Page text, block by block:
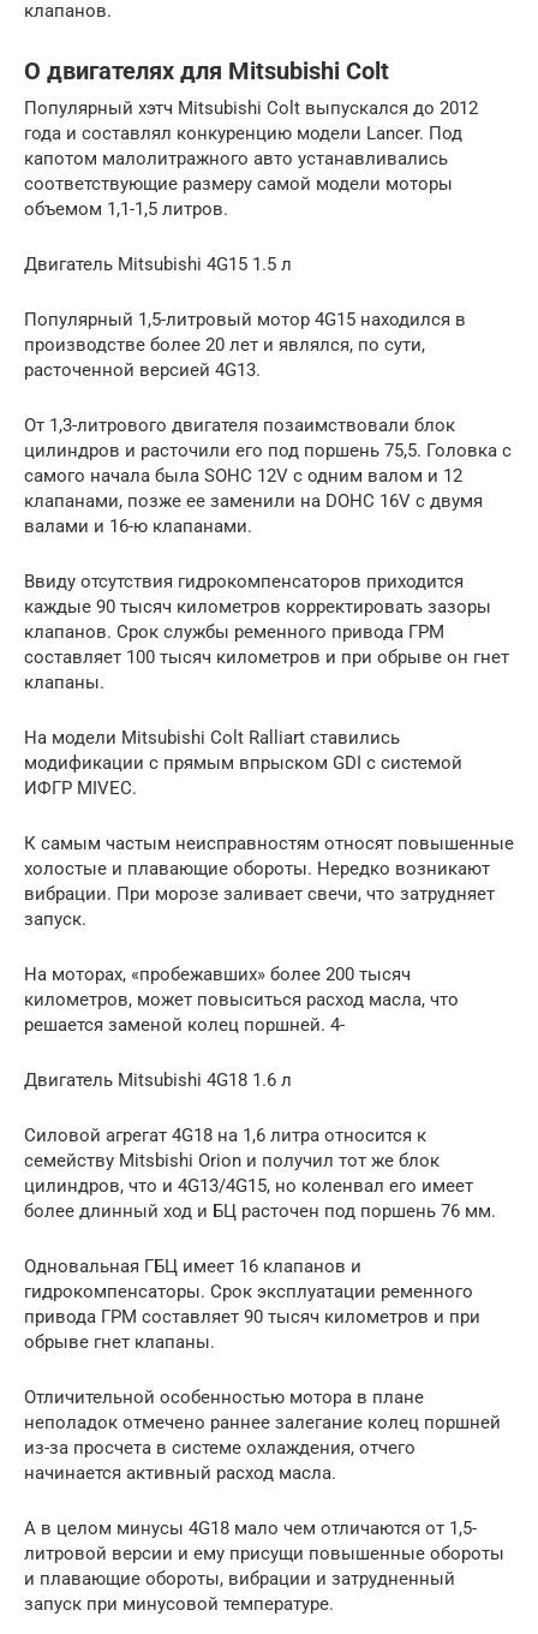
клапанов.
О двигателях для Mitsubishi Colt
Популярный хэтч Mitsubishi Colt выпускался до 2012
года и составлял конкуренцию модели Lancer. Под
капотом малолитражного авто устанавливались
соответствующие размеру самой модели моторы
объемом 1,1-1,5 литров.
Двигатель Mitsubishi 4G15 1.5 л
Популярный 1,5-литровый мотор 4G15 находился в
производстве более 20 лет и являлся, по сути,
расточенной версией 4G13.
От 1,3-литрового двигателя позаимствовали блок
цилиндров и расточили его под поршень 75,5. Головка с
самого начала была SOHC 12V с одним валом и 12
клапанами, позже ее заменили на DOHC 16V с двумя
валами и 16-ю клапанами.
Ввиду отсутствия гидрокомпенсаторов приходится
каждые 90 тысяч километров корректировать зазоры
клапанов. Срок службы ременного привода ГРМ
составляет 100 тысяч километров и при обрыве он гнет
клапаны.
На модели Mitsubishi Colt Ralliart ставились
модификации с прямым впрыском GDI с системой
ИФГР MIVEC.
К самым частым неисправностям относят повышенные
холостые и плавающие обороты. Нередко возникают
вибрации. При морозе заливает свечи, что затрудняет
запуск.
На моторах, «пробежавших» более 200 тысяч
километров, может повыситься расход масла, что
решается заменой колец поршней. 4-
Двигатель Mitsubishi 4G18 1.6 л
Силовой агрегат 4G18 на 1,6 литра относится к
семейству Mitsbishi Orion и получил тот же блок
цилиндров, что и 4G13/4G15, но коленвал его имеет
более длинный ход и БЦ расточен под поршень 76 мм.
Одновальная ГБЦ имеет 16 клапанов и
гидрокомпенсаторы. Срок эксплуатации ременного
привода ГРМ составляет 90 тысяч километров и при
обрыве гнет клапаны.
Отличительной особенностью мотора в плане
неполадок отмечено раннее залегание колец поршней
из-за просчета в системе охлаждения, отчего
начинается активный расход масла.
А в целом минусы 4G18 мало чем отличаются от 1,5-
литровой версии и ему присущи повышенные обороты
и плавающие обороты, вибрации и затрудненный
запуск при минусовой температуре.